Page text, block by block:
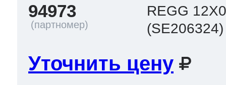
94973
REGG
(SE206324)
Уточнить цену